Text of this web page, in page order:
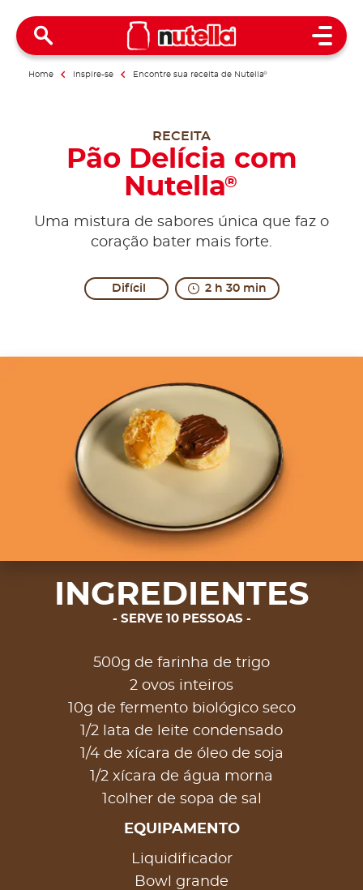
Open
Home Inspire-se Encontre sua receita de Nutella®
RECEITA
Pão Delícia com
Nutella​®
Uma mistura de sabores única que faz o
coração bater mais forte.
Difícil 2 h 30 min
INGREDIENTES
SERVE 10 PESSOAS
500g de farinha de trigo
2 ovos inteiros
10g de fermento biológico seco
1/2 lata de leite condensado
1/4 de xícara de óleo de soja
1/2 xícara de água morna
1colher de sopa de sal
EQUIPAMENTO
Liquidificador
Bowl grande